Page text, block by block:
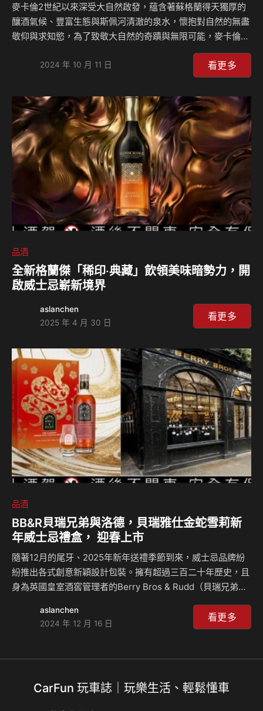
麥卡倫2世紀以來深受大自然啟發，蘊含著蘇格蘭得天獨厚的
釀酒氣候、豐富生態與斯佩河清澈的泉水，懷抱對自然的無盡
敬仰與求知慾，為了致敬大自然的奇蹟與無限可能，麥卡倫攜
手太陽馬戲團，推出為200週年慶典量身打造的演出「大地之
心Spirit」以讚頌麥卡倫與自然共生的永續精神。 基於雙方對
工藝、創意與創新的共同專注及對於自然和諧共處的信念，更
跨界合作推出永續系列The Harmony Collection第四款「太
陽橡木 Vibrant Oak」200週年限定酒款，旨在頌揚麥卡倫與
自然環境及橡木之間的緊密連結，生動描繪麥卡倫威士忌的起
源及承襲百年的橡木桶工藝，並呼應太陽馬戲團對表演藝術的
細膩堅持。The…
2024 年 10 月 11 日 看更多
品酒
全新格蘭傑「稀印‧典藏」飲領美味暗勢力，開
啟威士忌嶄新境界
aslanchen
2025 年 4 月 30 日
看更多
品酒
BB&R貝瑞兄弟與洛德，貝瑞雅仕金蛇雪莉新
年威士忌禮盒， 迎春上市
隨著12月的尾牙、2025年新年送禮季節到來，威士忌品牌紛
紛推出各式創意新穎設計包裝。擁有超過三百二十年歷史，且
身為英國皇室酒窖管理者的Berry Bros & Rudd（貝瑞兄弟與
祝2025農曆新年，特別推出了金蛇雪莉禮盒，採用年節最喜
愛的朱紅底，搭配皇家燙金的生肖圖騰設計，展現出奪目的熱
仕雪莉桶蘇格蘭威士忌」，有別市場流行的重甜口感，堅持表
包，柔順入喉有著無花果和新鮮蜂蜜的天然甜香，可口誘人，
aslanchen
2024 年 12 月 16 日
看更多
CarFun 玩車誌｜玩樂生活、輕鬆懂車